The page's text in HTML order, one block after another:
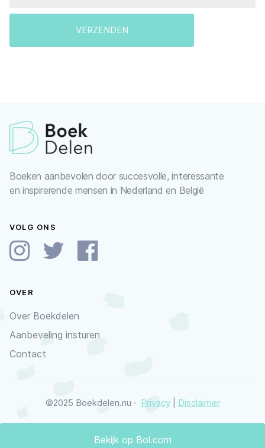
Bekijk op Bol.com
Boeken aanbevolen door succesvolle, interessante
en inspirerende mensen in Nederland en België
VOLG ONS
OVER
Over Boekdelen
Aanbeveling insturen
Contact
©2025 Boekdelen.nu · Privacy| Disclaimer